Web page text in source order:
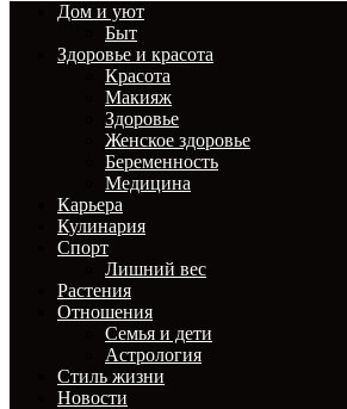
Дом и уют
Быт
Здоровье и красота
Красота
Макияж
Здоровье
Женское здоровье
Беременность
Медицина
Карьера
Кулинария
Спорт
Лишний вес
Растения
Отношения
Семья и дети
Астрология
Стиль жизни
Новости